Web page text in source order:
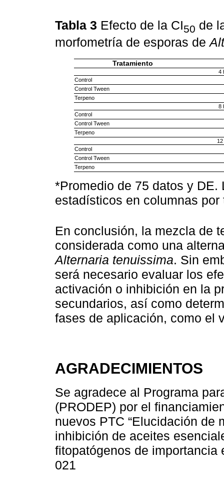
Tabla 3 Efecto de la CI50 de
morfometría de esporas de
Tratamiento
4
Control
Control Tween
Terpeno
8
Control
Control Tween
Terpeno
Control
Control Tween
Terpeno
*Promedio de 75 datos y
estadísticos en columnas
En conclusión, la mezcla de
considerada como una
Alternaria tenuissima. Sin
será necesario evaluar los
activación o inhibición en la
secundarios, así como
fases de aplicación, como el
AGRADECIMIENTOS
Se agradece al Programa
(PRODEP) por el
nuevos PTC “Elucidación de
inhibición de aceites
fitopatógenos de importancia
021